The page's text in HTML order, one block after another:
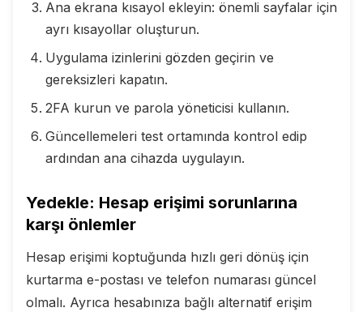
Ana ekrana kısayol ekleyin: önemli sayfalar için
ayrı kısayollar oluşturun.
Uygulama izinlerini gözden geçirin ve
gereksizleri kapatın.
2FA kurun ve parola yöneticisi kullanın.
Güncellemeleri test ortamında kontrol edip
ardından ana cihazda uygulayın.
Yedekle: Hesap erişimi sorunlarına
karşı önlemler
Hesap erişimi koptuğunda hızlı geri dönüş için
kurtarma e-postası ve telefon numarası güncel
olmalı. Ayrıca hesabınıza bağlı alternatif erişim